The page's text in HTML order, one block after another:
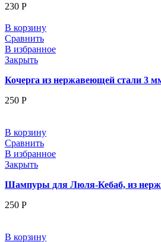
230 Р
В корзину
Сравнить
В избранное
Закрыть
Кочерга из нержавеющей стали 3
250 Р
В корзину
Сравнить
В избранное
Закрыть
Шампуры для Люля-Кебаб, из
250 Р
В корзину